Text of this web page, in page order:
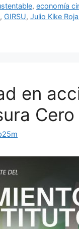
,economía
, GIRSU, Julio Kike
en